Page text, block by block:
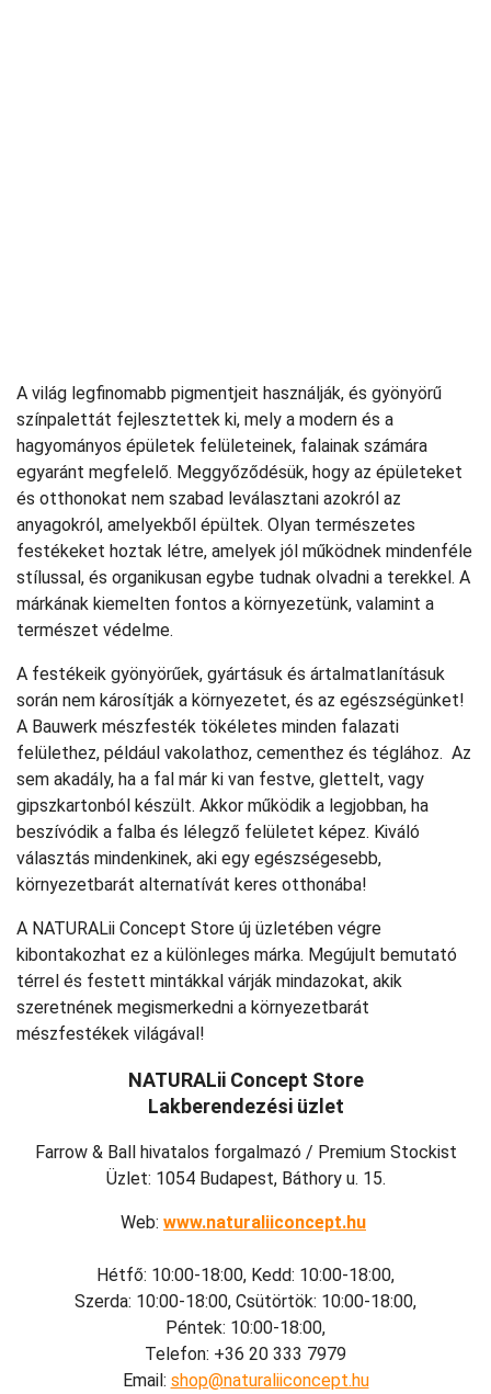
A világ legfinomabb pigmentjeit használják, és gyönyörű
színpalettát fejlesztettek ki, mely a modern és a
hagyományos épületek felületeinek, falainak számára
egyaránt megfelelő. Meggyőződésük, hogy az épületeket
és otthonokat nem szabad leválasztani azokról az
anyagokról, amelyekből épültek. Olyan természetes
festékeket hoztak létre, amelyek jól működnek mindenféle
stílussal, és organikusan egybe tudnak olvadni a terekkel. A
márkának kiemelten fontos a környezetünk, valamint a
természet védelme.
A festékeik gyönyörűek, gyártásuk és ártalmatlanításuk
során nem károsítják a környezetet, és az egészségünket!
A Bauwerk mészfesték tökéletes minden falazati
felülethez, például vakolathoz, cementhez és téglához. Az
sem akadály, ha a fal már ki van festve, glettelt, vagy
gipszkartonból készült. Akkor működik a legjobban, ha
beszívódik a falba és lélegző felületet képez. Kiváló
választás mindenkinek, aki egy egészségesebb,
környezetbarát alternatívát keres otthonába!
A NATURALii Concept Store új üzletében végre
kibontakozhat ez a különleges márka. Megújult bemutató
térrel és festett mintákkal várják mindazokat, akik
szeretnének megismerkedni a környezetbarát
mészfestékek világával!
NATURALii Concept Store
Lakberendezési üzlet
Farrow & Ball hivatalos forgalmazó / Premium Stockist
Üzlet: 1054 Budapest, Báthory u. 15.
Web: www.naturaliiconcept.hu
Hétfő: 10:00-18:00, Kedd: 10:00-18:00,
Szerda: 10:00-18:00, Csütörtök: 10:00-18:00,
Péntek: 10:00-18:00,
Telefon: +36 20 333 7979
Email: shop@naturaliiconcept.hu